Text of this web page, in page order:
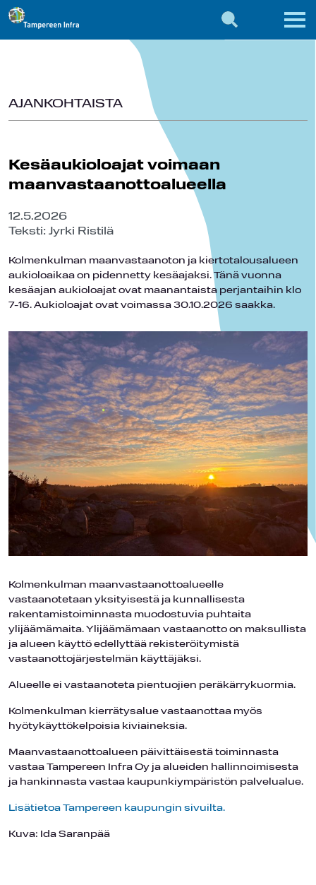
AJANKOHTAISTA
Kesäaukioloajat voimaan
maanvastaanottoalueella
12.5.2026
Teksti: Jyrki Ristilä
Kolmenkulman maanvastaanoton ja kiertotalousalueen
aukioloaikaa on pidennetty kesäajaksi. Tänä vuonna
kesäajan aukioloajat ovat maanantaista perjantaihin klo
7-16. Aukioloajat ovat voimassa 30.10.2026 saakka.
Kolmenkulman maanvastaanottoalueelle
vastaanotetaan yksityisestä ja kunnallisesta
rakentamistoiminnasta muodostuvia puhtaita
ylijäämämaita. Ylijäämämaan vastaanotto on maksullista
ja alueen käyttö edellyttää rekisteröitymistä
vastaanottojärjestelmän käyttäjäksi.
Alueelle ei vastaanoteta pientuojien peräkärrykuormia.
Kolmenkulman kierrätysalue vastaanottaa myös
hyötykäyttökelpoisia kiviaineksia.
Maanvastaanottoalueen päivittäisestä toiminnasta
vastaa Tampereen Infra Oy ja alueiden hallinnoimisesta
ja hankinnasta vastaa kaupunkiympäristön palvelualue.
Lisätietoa Tampereen kaupungin sivuilta.
Kuva: Ida Saranpää